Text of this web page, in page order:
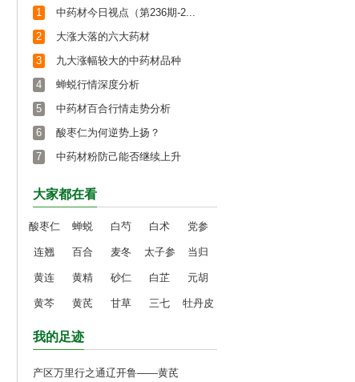
1
中药材今日视点（第236期-2...
2
大涨大落的六大药材
3
九大涨幅较大的中药材品种
4
蝉蜕行情深度分析
5
中药材百合行情走势分析
6
酸枣仁为何逆势上扬？
7
中药材粉防己能否继续上升
大家都在看
酸枣仁 蝉蜕 白芍 白术 党参
连翘 百合 麦冬 太子参 当归
黄连 黄精 砂仁 白芷 元胡
黄芩 黄芪 甘草 三七 牡丹皮
我的足迹
产区万里行之通辽开鲁——黄芪